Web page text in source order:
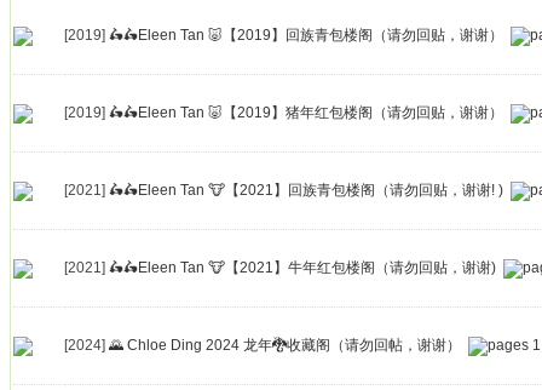
[2019] 🛵🛵Eleen Tan 🐷【2019】回族青包楼阁（请勿回贴，谢谢）
[2019] 🛵🛵Eleen Tan 🐷【2019】猪年红包楼阁（请勿回贴，谢谢）
[2021] 🛵🛵Eleen Tan 🐮【2021】回族青包楼阁（请勿回贴，谢谢! )
[2021] 🛵🛵Eleen Tan 🐮【2021】牛年红包楼阁（请勿回贴，谢谢)
[2024] 🌄 Chloe Ding 2024 龙年🐉收藏阁（请勿回帖，谢谢） 1